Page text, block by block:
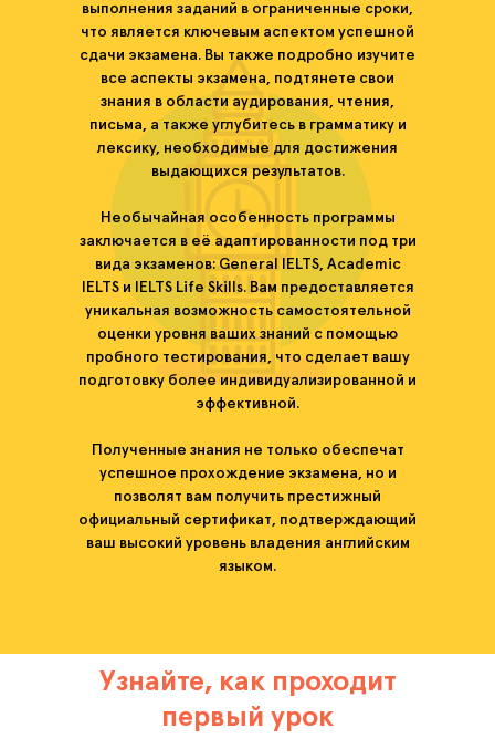
выполнения заданий в ограниченные сроки,
что является ключевым аспектом успешной
сдачи экзамена. Вы также подробно изучите
все аспекты экзамена, подтянете свои
знания в области аудирования, чтения,
письма, а также углубитесь в грамматику и
лексику, необходимые для достижения
выдающихся результатов.
Необычайная особенность программы
заключается в её адаптированности под три
вида экзаменов: General IELTS, Academic
IELTS и IELTS Life Skills. Вам предоставляется
уникальная возможность самостоятельной
оценки уровня ваших знаний с помощью
пробного тестирования, что сделает вашу
подготовку более индивидуализированной и
эффективной.
Полученные знания не только обеспечат
успешное прохождение экзамена, но и
позволят вам получить престижный
официальный сертификат, подтверждающий
ваш высокий уровень владения английским
языком.
Узнайте, как проходит
первый урок